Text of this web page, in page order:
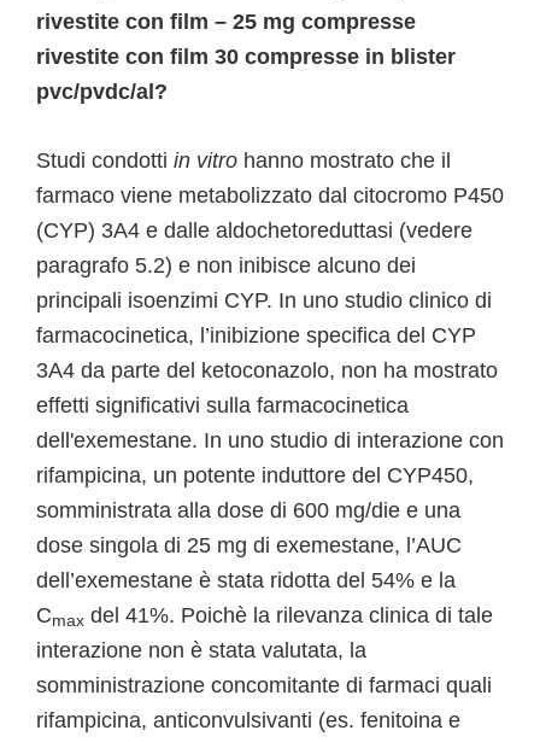
rivestite con film – 25 mg compresse
rivestite con film 30 compresse in blister
pvc/pvdc/al?
Studi condotti in vitro hanno mostrato che il
farmaco viene metabolizzato dal citocromo P450
(CYP) 3A4 e dalle aldochetoreduttasi (vedere
paragrafo 5.2) e non inibisce alcuno dei
principali isoenzimi CYP. In uno studio clinico di
farmacocinetica, l’inibizione specifica del CYP
3A4 da parte del ketoconazolo, non ha mostrato
effetti significativi sulla farmacocinetica
dell'exemestane. In uno studio di interazione con
rifampicina, un potente induttore del CYP450,
somministrata alla dose di 600 mg/die e una
dose singola di 25 mg di exemestane, l’AUC
dell’exemestane è stata ridotta del 54% e la
Cmax del 41%. Poichè la rilevanza clinica di tale
interazione non è stata valutata, la
somministrazione concomitante di farmaci quali
rifampicina, anticonvulsivanti (es. fenitoina e